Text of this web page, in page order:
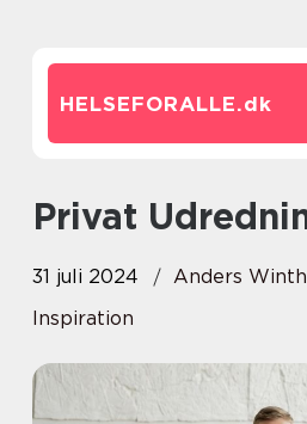
HELSEFORALLE.dk
Privat
31 juli 2024
Anders
Inspiration